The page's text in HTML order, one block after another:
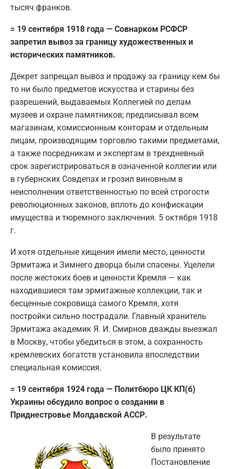
тысяч франков.
= 19 сентября 1918 года — Совнарком РСФСР
запретил вывоз за границу художественных и
исторических памятников.
Декрет запрещал вывоз и продажу за границу кем бы
то ни было предметов искусства и старины без
разрешений, выдаваемых Коллегией по делам
музеев и охране памятников; предписывал всем
магазинам, комиссионным конторам и отдельным
лицам, производящим торговлю такими предметами,
а также посредникам и экспертам в трехдневный
срок зарегистрироваться в означенной коллегии или
в губернских Совдепах и грозил виновным в
неисполнении ответственностью по всей строгости
революционных законов, вплоть до конфискации
имущества и тюремного заключения. 5 октября 1918
г.
И хотя отдельные хищения имели место, ценности
Эрмитажа и Зимнего дворца были спасены. Уцелели
после жестоких боев и ценности Кремля — как
находившиеся там эрмитажные коллекции, так и
бесценные сокровища самого Кремля, хотя
постройки сильно пострадали. Главный хранитель
Эрмитажа академик Я. И. Смирнов дважды выезжал
в Москву, чтобы убедиться в этом, а сохранность
кремлевских богатств установила впоследствии
специальная комиссия.
= 19 сентября 1924 года — Политбюро ЦК КП(б)
Украины обсудило вопрос о создании в
Приднестровье Молдавской АССР.
В результате
было принято
Постановление